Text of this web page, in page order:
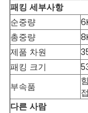
패킹 세부사항
순중량
총중량
제품 차원
패킹 크기
부속품
다른 사람